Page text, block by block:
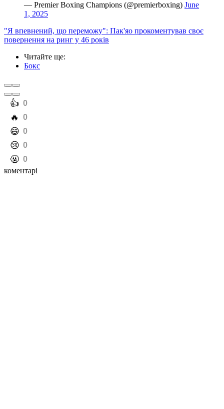
— Premier Boxing Champions (@premierboxing) June
1, 2025
"Я впевнений, що переможу": Пак'яо прокоментував своє
повернення на ринг у 46 років
Читайте ще:
Бокс
️👍 0
️🔥 0
️😄 0
️😢 0
️🤬 0
коментарі